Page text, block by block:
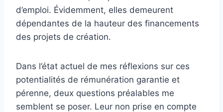
d’emploi. Évidemment, elles demeurent
dépendantes de la hauteur des financements
des projets de création.
Dans l’état actuel de mes réflexions sur ces
potentialités de rémunération garantie et
pérenne, deux questions préalables me
semblent se poser. Leur non prise en compte